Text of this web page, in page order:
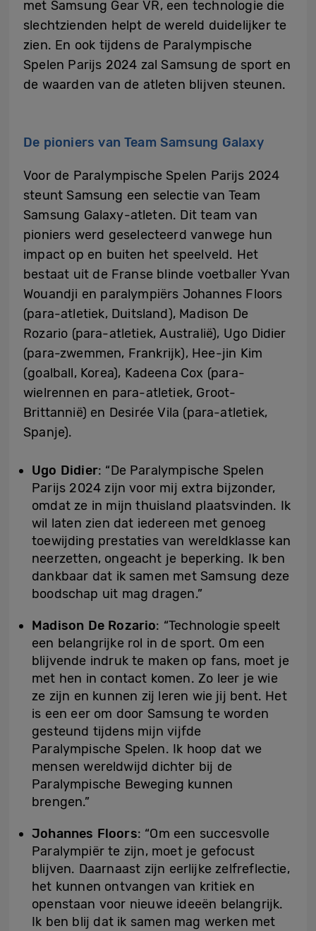
met Samsung Gear VR, een technologie die
slechtzienden helpt de wereld duidelijker te
zien. En ook tijdens de Paralympische
Spelen Parijs 2024 zal Samsung de sport en
de waarden van de atleten blijven steunen.
De pioniers van Team Samsung Galaxy
Voor de Paralympische Spelen Parijs 2024
steunt Samsung een selectie van Team
Samsung Galaxy-atleten. Dit team van
pioniers werd geselecteerd vanwege hun
impact op en buiten het speelveld. Het
bestaat uit de Franse blinde voetballer Yvan
Wouandji en paralympiërs Johannes Floors
(para-atletiek, Duitsland), Madison De
Rozario (para-atletiek, Australië), Ugo Didier
(para-zwemmen, Frankrijk), Hee-jin Kim
(goalball, Korea), Kadeena Cox (para-
wielrennen en para-atletiek, Groot-
Brittannië) en Desirée Vila (para-atletiek,
Spanje).
Ugo Didier: “De Paralympische Spelen
Parijs 2024 zijn voor mij extra bijzonder,
omdat ze in mijn thuisland plaatsvinden. Ik
wil laten zien dat iedereen met genoeg
toewijding prestaties van wereldklasse kan
neerzetten, ongeacht je beperking. Ik ben
dankbaar dat ik samen met Samsung deze
boodschap uit mag dragen.”
Madison De Rozario: “Technologie speelt
een belangrijke rol in de sport. Om een
blijvende indruk te maken op fans, moet je
met hen in contact komen. Zo leer je wie
ze zijn en kunnen zij leren wie jij bent. Het
is een eer om door Samsung te worden
gesteund tijdens mijn vijfde
Paralympische Spelen. Ik hoop dat we
mensen wereldwijd dichter bij de
Paralympische Beweging kunnen
brengen.”
Johannes Floors: “Om een succesvolle
Paralympiër te zijn, moet je gefocust
blijven. Daarnaast zijn eerlijke zelfreflectie,
het kunnen ontvangen van kritiek en
openstaan voor nieuwe ideeën belangrijk.
Ik ben blij dat ik samen mag werken met